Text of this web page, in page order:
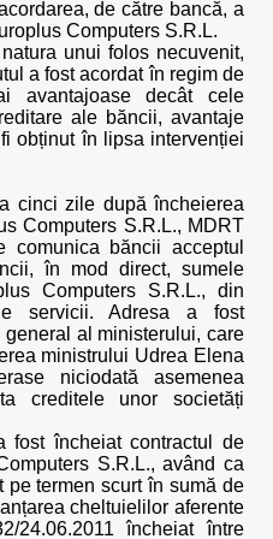
de către bancă, a
Computers S.R.L.
unui folos necuvenit,
a fost acordat în regim de
avantajoase decât cele
ale băncii, avantaje
obținut în lipsa intervenției
cinci zile după încheierea
Computers S.R.L., MDRT
băncii acceptul
în mod direct, sumele
Computers S.R.L., din
servicii. Adresa a fost
al ministerului, care
ministrului Udrea Elena
niciodată asemenea
creditele unor societăți
fost încheiat contractul de
S.R.L., având ca
termen scurt în sumă de
cheltuielilor aferente
24.06.2011 încheiat între